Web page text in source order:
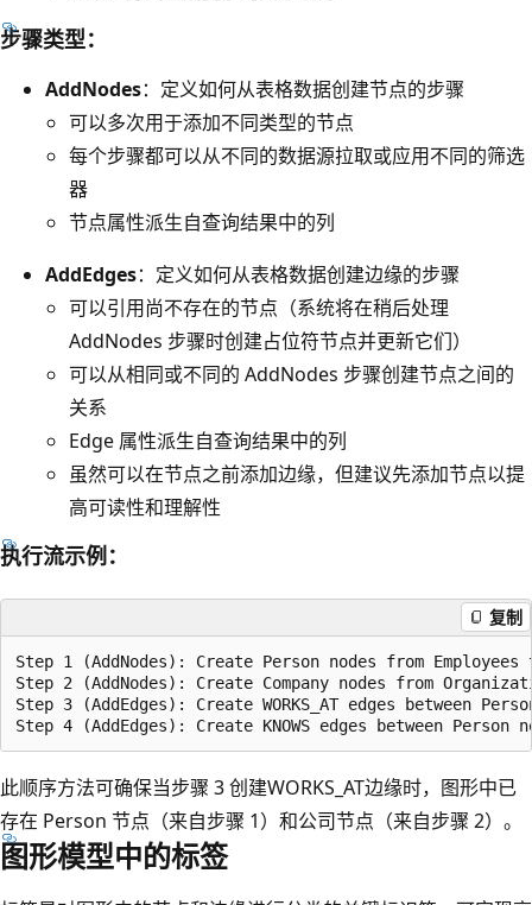
步骤类型：
AddNodes：定义如何从表格数据创建节点的步骤
可以多次用于添加不同类型的节点
每个步骤都可以从不同的数据源拉取或应用不同的筛选
器
节点属性派生自查询结果中的列
AddEdges：定义如何从表格数据创建边缘的步骤
可以引用尚不存在的节点（系统将在稍后处理
AddNodes 步骤时创建占位符节点并更新它们）
可以从相同或不同的 AddNodes 步骤创建节点之间的
关系
Edge 属性派生自查询结果中的列
虽然可以在节点之前添加边缘，但建议先添加节点以提
高可读性和理解性
执行流示例：
复制
Step 1 (AddNodes): Create Person nodes from Employees
Step 2 (AddNodes): Create Company nodes from
Step 3 (AddEdges): Create WORKS_AT edges between
此顺序方法可确保当步骤 3 创建WORKS_AT边缘时，图形中已
存在 Person 节点（来自步骤 1）和公司节点（来自步骤 2）。
图形模型中的标签